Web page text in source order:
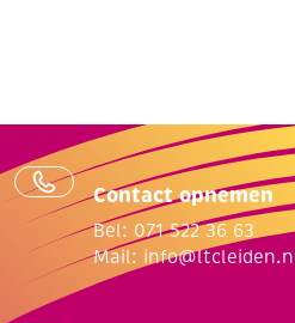
Contact opnemen
Bel: 071 522 36 63
Mail: